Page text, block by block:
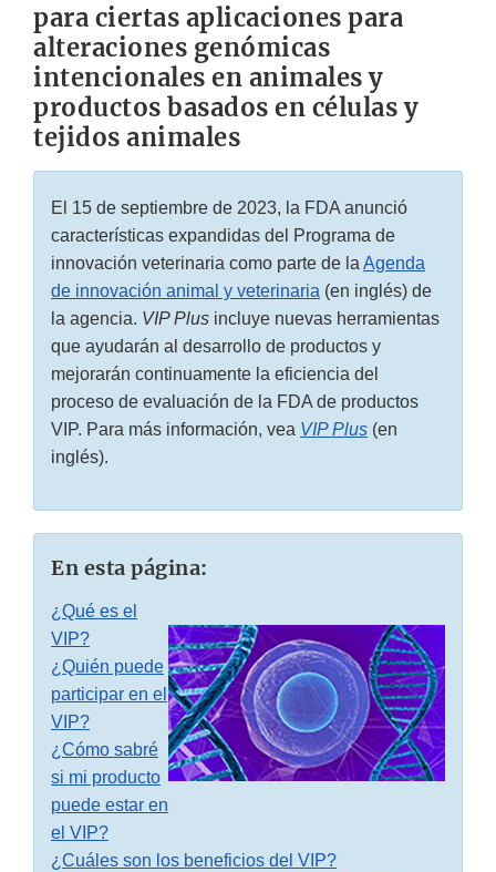
para ciertas aplicaciones para
alteraciones genómicas
intencionales en animales y
productos basados en células y
tejidos animales
El 15 de septiembre de 2023, la FDA anunció
características expandidas del Programa de
innovación veterinaria como parte de la Agenda
de innovación animal y veterinaria (en inglés) de
la agencia. VIP Plus incluye nuevas herramientas
que ayudarán al desarrollo de productos y
mejorarán continuamente la eficiencia del
proceso de evaluación de la FDA de productos
VIP. Para más información, vea VIP Plus (en
inglés).
En esta página:
¿Qué es el
VIP?
¿Quién puede
participar en el
VIP?
¿Cómo sabré
si mi producto
puede estar en
el VIP?
¿Cuáles son los beneficios del VIP?